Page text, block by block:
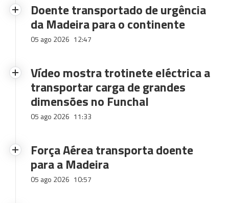
Doente transportado de urgência
da Madeira para o continente
05 ago 2026 12:47
Vídeo mostra trotinete eléctrica a
transportar carga de grandes
dimensões no Funchal
05 ago 2026 11:33
Força Aérea transporta doente
para a Madeira
05 ago 2026 10:57